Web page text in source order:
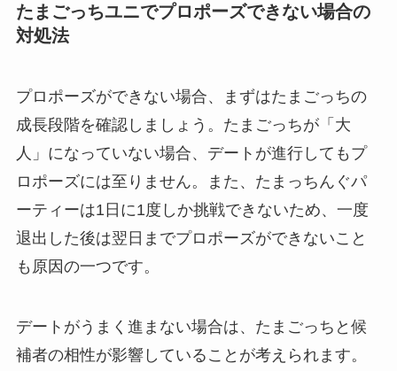
たまごっちユニでプロポーズできない場合の
対処法
プロポーズができない場合、まずはたまごっちの
成長段階を確認しましょう。たまごっちが「大
人」になっていない場合、デートが進行してもプ
ロポーズには至りません。また、たまっちんぐパ
ーティーは1日に1度しか挑戦できないため、一度
退出した後は翌日までプロポーズができないこと
も原因の一つです。
デートがうまく進まない場合は、たまごっちと候
補者の相性が影響していることが考えられます。